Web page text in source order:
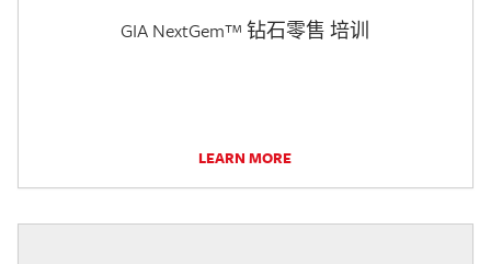
GIA NextGem™ 钻石零售 培训
LEARN MORE